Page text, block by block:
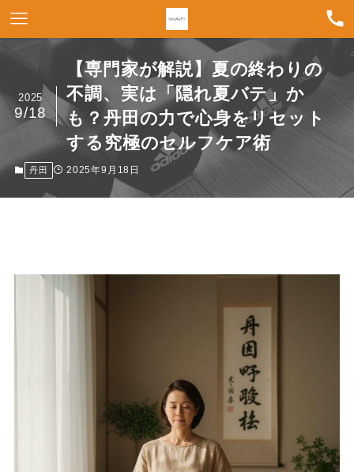
【専門家が解説】夏の終わりの
不調、実は「隠れ夏バテ」か
も？丹田の力で心身をリセット
する究極のセルフケア術
2025
9/18
丹田 2025年9月18日